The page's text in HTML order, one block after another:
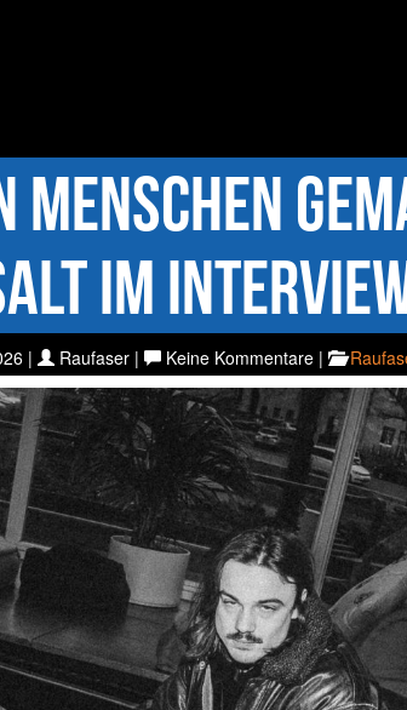
Menschen
im
| Raufaser | Keine Kommentare |